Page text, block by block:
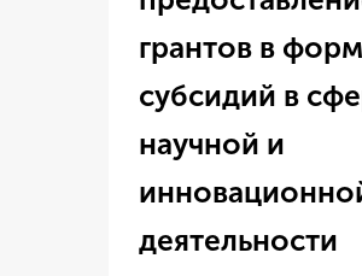
грантов в
субсидий в
научной и
деятельности